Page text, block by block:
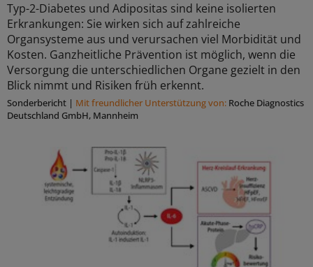
Typ-2-Diabetes und Adipositas sind keine isolierten
Erkrankungen: Sie wirken sich auf zahlreiche
Organsysteme aus und verursachen viel Morbidität und
Kosten. Ganzheitliche Prävention ist möglich, wenn die
Versorgung die unterschiedlichen Organe gezielt in den
Blick nimmt und Risiken früh erkennt.
Sonderbericht | Mit freundlicher Unterstützung von: Roche Diagnostics
Deutschland GmbH, Mannheim